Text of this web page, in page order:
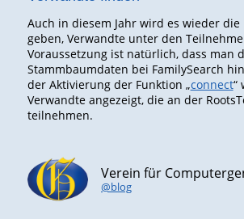
Auch in diesem Jahr wird es wieder
geben, Verwandte unter den
Voraussetzung ist natürlich, dass man
Stammbaumdaten bei FamilySearch
der Aktivierung der Funktion „connect“
Verwandte angezeigt, die an der
teilnehmen.
@blog